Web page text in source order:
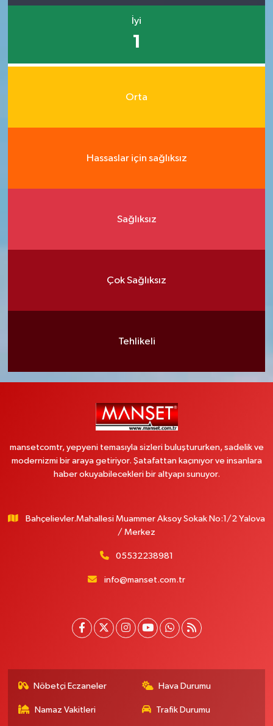
İyi
1
Orta
Hassaslar için sağlıksız
Sağlıksız
Çok Sağlıksız
Tehlikeli
mansetcomtr, yepyeni temasıyla sizleri buluştururken, sadelik ve
modernizmi bir araya getiriyor. Şatafattan kaçınıyor ve insanlara
haber okuyabilecekleri bir altyapı sunuyor.
Bahçelievler.Mahallesi Muammer Aksoy Sokak No:1/2 Yalova
/ Merkez
05532238981
info@manset.com.tr
Nöbetçi Eczaneler Hava Durumu
Namaz Vakitleri Trafik Durumu